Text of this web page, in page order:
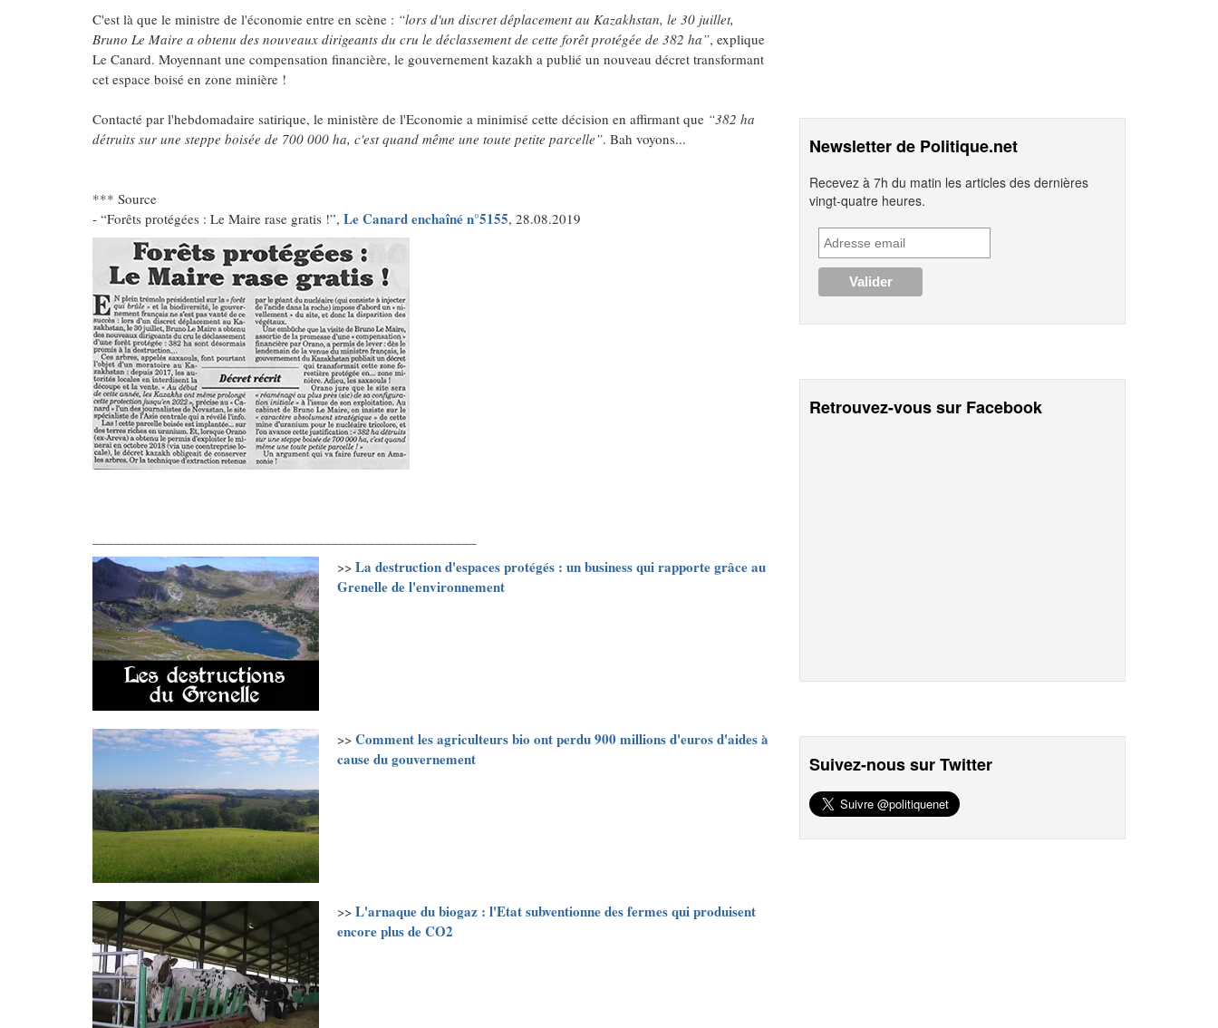
C'est là que le ministre de l'économie entre en scène : “lors d'un discret déplacement au Kazakhstan, le 30 juillet,
Bruno Le Maire a obtenu des nouveaux dirigeants du cru le déclassement de cette forêt protégée de 382 ha”, explique
Le Canard. Moyennant une compensation financière, le gouvernement kazakh a publié un nouveau décret transformant
cet espace boisé en zone minière !
Contacté par l'hebdomadaire satirique, le ministère de l'Economie a minimisé cette décision en affirmant que “382 ha
détruits sur une steppe boisée de 700 000 ha, c'est quand même une toute petite parcelle”. Bah voyons...
*** Source
- “Forêts protégées : Le Maire rase gratis !”, Le Canard enchaîné n°5155, 28.08.2019
>> La destruction d'espaces protégés : un business qui rapporte grâce au
Grenelle de l'environnement
>> Comment les agriculteurs bio ont perdu 900 millions d'euros d'aides à
cause du gouvernement
>> L'arnaque du biogaz : l'Etat subventionne des fermes qui produisent
encore plus de CO2
Newsletter de Politique.net
Recevez à 7h du matin les articles des dernières
vingt-quatre heures.
Retrouvez-vous sur Facebook
Suivez-nous sur Twitter